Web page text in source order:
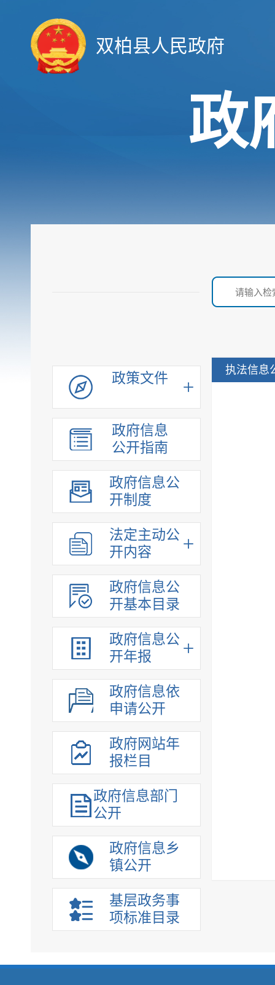
双柏县人民政府
政
政策文件
政府信息
公开指南
政府信息公
开制度
法定主动公
开内容
政府信息公
开基本目录
政府信息公
开年报
政府信息依
申请公开
政府网站年
报栏目
政府信息部门
公开
政府信息乡
镇公开
基层政务事
项标准目录
执法信息